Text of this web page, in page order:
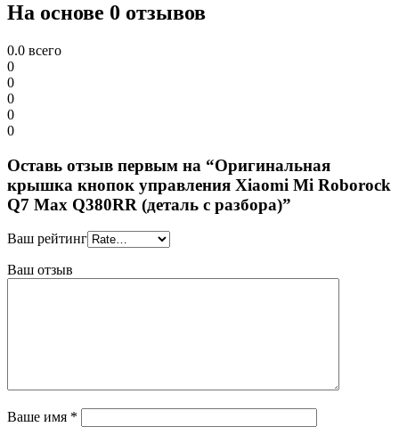
На основе 0 отзывов
0.0 всего
0
0
0
0
0
Оставь отзыв первым на “Оригинальная
крышка кнопок управления Xiaomi Mi Roborock
Q7 Max Q380RR (деталь с разбора)”
Ваш рейтинг
Ваш отзыв
Ваше имя *